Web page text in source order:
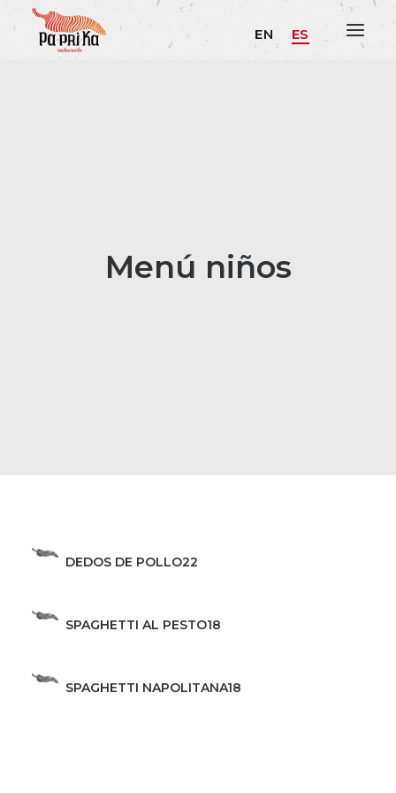
EN ES
Menú niños
DEDOS DE POLLO22
SPAGHETTI AL PESTO18
SPAGHETTI NAPOLITANA18